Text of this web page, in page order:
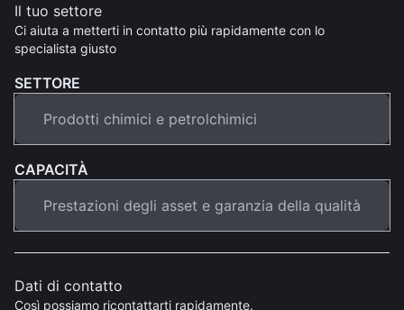
Il tuo settore
Ci aiuta a metterti in contatto più rapidamente con lo
specialista giusto
SETTORE
CAPACITÀ
Dati di contatto
Così possiamo ricontattarti rapidamente.